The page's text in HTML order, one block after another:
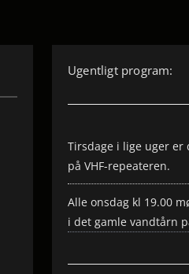
Ugentligt program:
Tirsdage i lige uger er
på VHF-repeateren.
Alle onsdag kl 19.00
i det gamle vandtårn